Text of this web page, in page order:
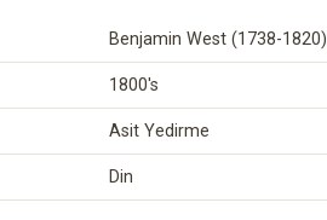
Benjamin West (1738-1820)
1800's
Asit Yedirme
Din